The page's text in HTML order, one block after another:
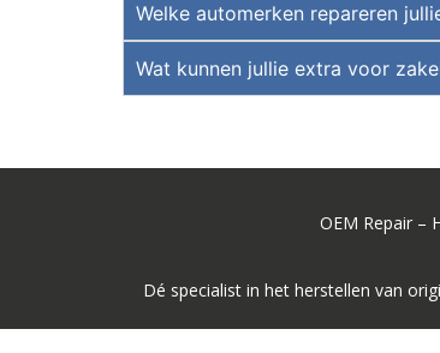
Welke automerken repareren
Wat kunnen jullie extra voor
OEM Repair –
Dé specialist in het herstellen van